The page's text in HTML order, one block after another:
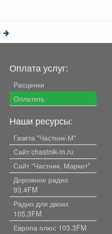
Оплата услуг:
Расценки
Оплатить
Наши ресурсы:
Газета "Частник-М"
Сайт chastnik-m.ru
Сайт "Частник. Маркет"
Дорожное радио
93.4FM
Радио для двоих
105.3FM
Европа плюс 103.3FM